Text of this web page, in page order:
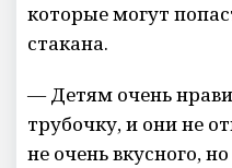
которые могут
стакана.
— Детям очень
трубочку, и они не
не очень вкусного,